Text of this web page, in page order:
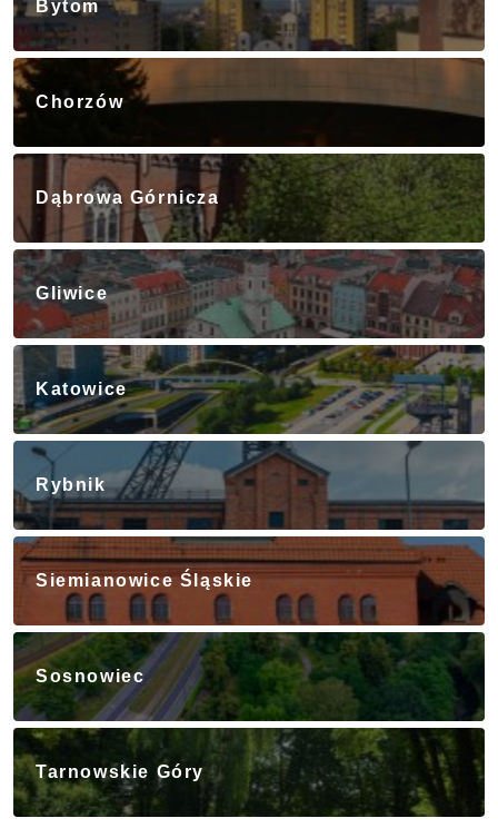
Bytom
Chorzów
Dąbrowa Górnicza
Gliwice
Katowice
Rybnik
Siemianowice Śląskie
Sosnowiec
Tarnowskie Góry